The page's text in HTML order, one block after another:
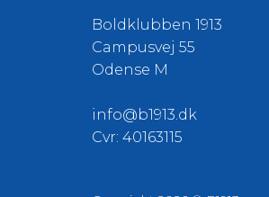
Boldklubben 1913
Campusvej 55
Odense M
info@b1913.dk
Cvr: 40163115